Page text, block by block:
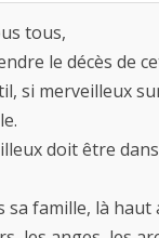
tous,
le décès de
si merveilleux
doit être
sa famille, là haut